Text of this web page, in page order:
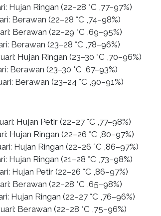
Hujan Ringan (22–28 °C ,77–97%)
Berawan (22–28 °C ,74–98%)
Berawan (22–29 °C ,69–95%)
Berawan (23–28 °C ,78–96%)
Hujan Ringan (23–30 °C ,70–96%)
Berawan (23–30 °C ,67–93%)
Berawan (23–24 °C ,90–91%)
Hujan Petir (22–27 °C ,77–98%)
Hujan Ringan (22–26 °C ,80–97%)
Hujan Ringan (22–26 °C ,86–97%)
Hujan Ringan (21–28 °C ,73–98%)
Hujan Petir (22–26 °C ,86–97%)
Berawan (22–28 °C ,65–98%)
Hujan Ringan (22–27 °C ,76–96%)
Berawan (22–28 °C ,75–96%)